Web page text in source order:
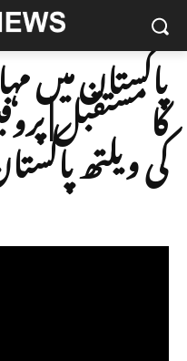
پاکستان میں
کا مستقبل|
کی ویلتھ